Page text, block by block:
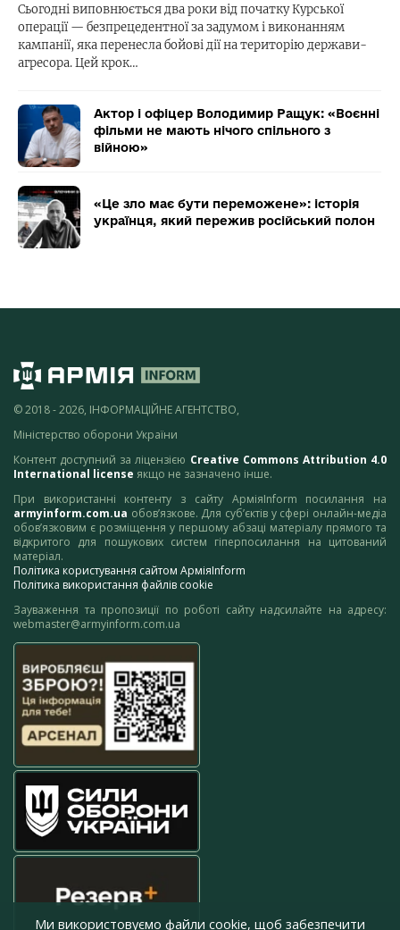
Сьогодні виповнюється два роки від початку Курської
операції — безпрецедентної за задумом і виконанням
кампанії, яка перенесла бойові дії на територію держави-
агресора. Цей крок…
Актор і офіцер Володимир Ращук: «Воєнні
фільми не мають нічого спільного з
війною»
«Це зло має бути переможене»: історія
українця, який пережив російський полон
© 2018 - 2026, ІНФОРМАЦІЙНЕ АГЕНТСТВО,
Міністерство оборони України
Контент доступний за ліцензією Creative Commons Attribution 4.0
International license якщо не зазначено інше.
При використанні контенту з сайту АрміяInform посилання на
armyinform.com.ua обов’язкове. Для суб’єктів у сфері онлайн-медіа
обов’язковим є розміщення у першому абзаці матеріалу прямого та
відкритого для пошукових систем гіперпосилання на цитований
матеріал.
Політика користування сайтом АрміяInform
Політика використання файлів cookie
Зауваження та пропозиції по роботі сайту надсилайте на адресу:
webmaster@armyinform.com.ua
Ми використовуємо файли cookie, щоб забезпечити